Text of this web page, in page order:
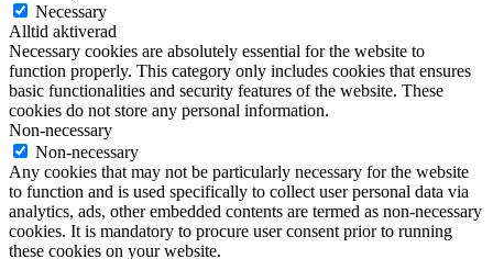
Necessary
Alltid aktiverad
Necessary cookies are absolutely essential for the website to
function properly. This category only includes cookies that ensures
basic functionalities and security features of the website. These
cookies do not store any personal information.
Non-necessary
Non-necessary
Any cookies that may not be particularly necessary for the website
to function and is used specifically to collect user personal data via
analytics, ads, other embedded contents are termed as non-necessary
cookies. It is mandatory to procure user consent prior to running
these cookies on your website.